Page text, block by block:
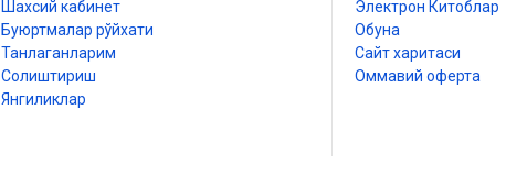
Шахсий кабинет
Буюртмалар рўйхати
Танлаганларим
Солиштириш
Янгиликлар
Электрон Китоблар
Обуна
Сайт харитаси
Оммавий оферта